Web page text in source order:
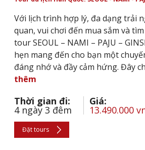
Với lịch trình hợp lý, đa dạng trải
quan, vui chơi đến mua sắm và
tour SEOUL – NAMI – PAJU –
hẹn mang đến cho bạn một
đáng nhớ và đầy cảm hứng. Đây
thêm
Thời gian đi:
4 ngày 3 đêm
Giá:
13.490.000
Đặt tours